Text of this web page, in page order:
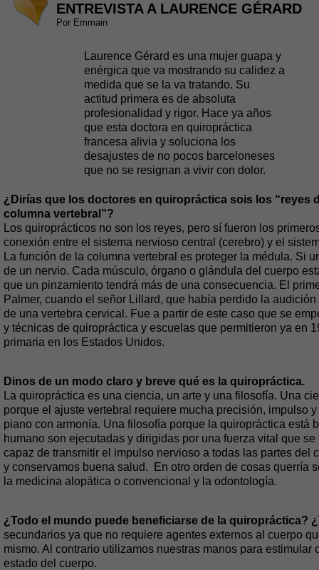
ENTREVISTA A LAURENCE GÉRARD
Por Emmain
Laurence Gérard es una mujer guapa y
enérgica que va mostrando su calidez a
medida que se la va tratando. Su
actitud primera es de absoluta
profesionalidad y rigor. Hace ya años
que esta doctora en quiropráctica
francesa alivia y soluciona los
desajustes de no pocos barceloneses
que no se resignan a vivir con dolor.
¿Dirías que los doctores en quiropráctica sois los “reyes
columna vertebral”?
Los quiroprácticos no son los reyes, pero sí fueron los
conexión entre el sistema nervioso central (cerebro) y el
La función de la columna vertebral es proteger la médula. Si
de un nervio. Cada músculo, órgano o glándula del cuerpo
que un pinzamiento tendrá más de una consecuencia. El
Palmer, cuando el señor Lillard, que había perdido la
de una vertebra cervical. Fue a partir de este caso que se
y técnicas de quiropráctica y escuelas que permitieron ya en
primaria en los Estados Unidos.
Dinos de un modo claro y breve qué es la quiropráctica.
La quiropráctica es una ciencia, un arte y una filosofía. Una
porque el ajuste vertebral requiere mucha precisión, impulso y
piano con armonía. Una filosofía porque la quiropráctica
humano son ejecutadas y dirigidas por una fuerza vital que
capaz de transmitir el impulso nervioso a todas las partes
y conservamos buena salud. En otro orden de cosas querría
la medicina alopática o convencional y la odontología.
¿Todo el mundo puede beneficiarse de la quiropráctica?
secundarios ya que no requiere agentes externos al cuerpo
mismo. Al contrario utilizamos nuestras manos para
estado del cuerpo.